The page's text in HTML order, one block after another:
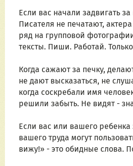
Если вас начали задвигать
Писателя не печатают,
ряд на групповой
тексты. Пиши. Работай.
Когда сажают за печку,
не дают высказаться, не
когда соскребали имя
решили забыть. Не видят -
Если вас или вашего
вашего труда могут
вижу!» - это обидные слова.